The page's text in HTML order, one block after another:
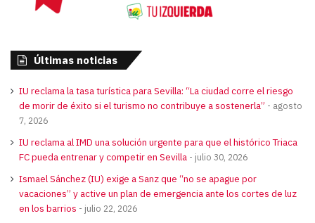
Últimas noticias
IU reclama la tasa turística para Sevilla: “La ciudad corre el riesgo
de morir de éxito si el turismo no contribuye a sostenerla”
agosto
7, 2026
IU reclama al IMD una solución urgente para que el histórico Triaca
FC pueda entrenar y competir en Sevilla
julio 30, 2026
Ismael Sánchez (IU) exige a Sanz que “no se apague por
vacaciones” y active un plan de emergencia ante los cortes de luz
en los barrios
julio 22, 2026